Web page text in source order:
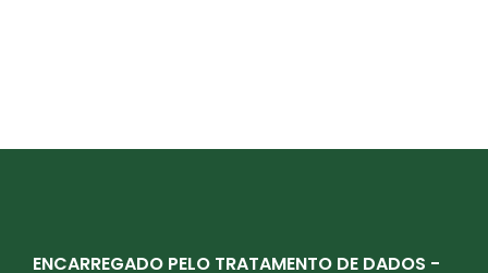
ENCARREGADO PELO TRATAMENTO DE DADOS -